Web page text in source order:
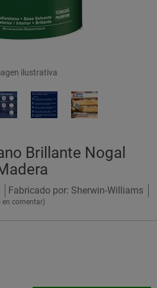
ilustrativa
Brillante Nogal
Fabricado por: Sherwin-Williams
en comentar)